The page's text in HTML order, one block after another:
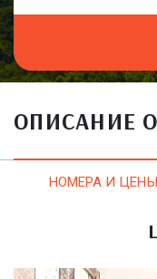
ОПИСАНИЕ
НОМЕРА И ЦЕНЫ